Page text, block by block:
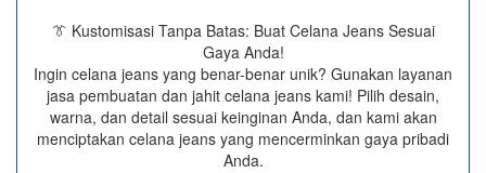
👔 Kustomisasi Tanpa Batas: Buat Celana Jeans Sesuai
Gaya Anda!
Ingin celana jeans yang benar-benar unik? Gunakan layanan
jasa pembuatan dan jahit celana jeans kami! Pilih desain,
warna, dan detail sesuai keinginan Anda, dan kami akan
menciptakan celana jeans yang mencerminkan gaya pribadi
Anda.